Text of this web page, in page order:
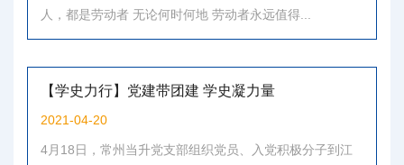
人，都是劳动者 无论何时何地 劳动者永远值得...
【学史力行】党建带团建 学史凝力量
2021-04-20
4月18日，常州当升党支部组织党员、入党积极分子到江